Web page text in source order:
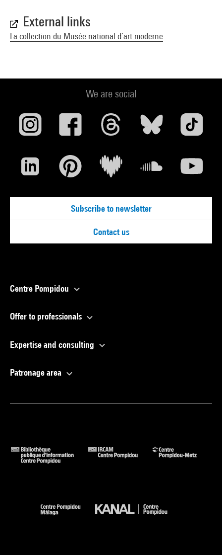
External links
La collection du Musée national d’art moderne
We are social
Subscribe to newsletter
Contact us
Centre Pompidou
Offer to professionals
Expertise and consulting
Patronage area